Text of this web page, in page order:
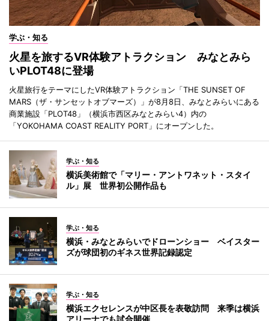
学ぶ・知る
火星を旅するVR体験アトラクション みなとみら
いPLOT48に登場
火星旅行をテーマにしたVR体験アトラクション「THE SUNSET OF
MARS（ザ・サンセットオブマーズ）」が8月8日、みなとみらいにある
商業施設「PLOT48」（横浜市西区みなとみらい4）内の
「YOKOHAMA COAST REALITY PORT」にオープンした。
学ぶ・知る
横浜美術館で「マリー・アントワネット・スタイ
ル」展 世界初公開作品も
学ぶ・知る
横浜・みなとみらいでドローンショー ベイスター
ズが球団初のギネス世界記録認定
学ぶ・知る
横浜エクセレンスが中区長を表敬訪問 来季は横浜
アリーナでも試合開催